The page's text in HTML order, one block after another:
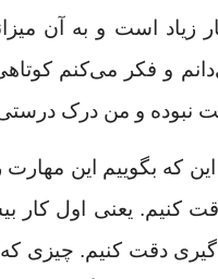
است و به آن
و فکر می‌کنم کوتاهی
نبوده و من درک درستی
که بگوییم این
کنیم. یعنی اول کار
دقت کنیم. چیزی